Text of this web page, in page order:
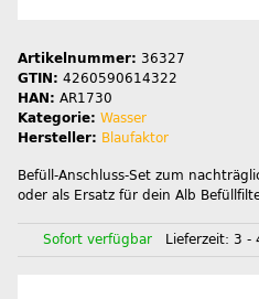
Artikelnummer: 36327
GTIN: 4260590614322
HAN: AR1730
Kategorie: Wasser
Hersteller: Blaufaktor
Befüll-Anschluss-Set zum
oder als Ersatz für dein Alb
Sofort verfügbar Lieferzeit: 3 -